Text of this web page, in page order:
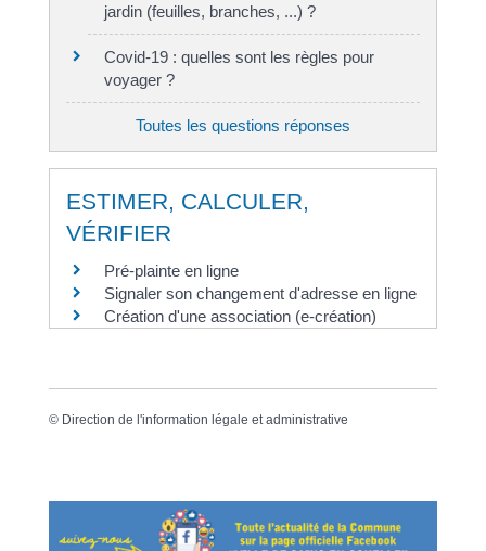
jardin (feuilles, branches, ...) ?
Covid-19 : quelles sont les règles pour
voyager ?
Toutes les questions réponses
ESTIMER, CALCULER,
VÉRIFIER
Pré-plainte en ligne
Signaler son changement d'adresse en ligne
Création d'une association (e-création)
© Direction de l'information légale et administrative